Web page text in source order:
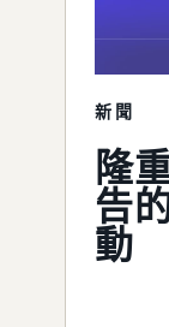
新聞
隆
告
動